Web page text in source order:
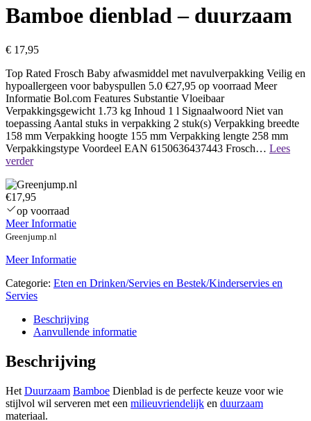
Bamboe dienblad – duurzaam
€ 17,95
Top Rated Frosch Baby afwasmiddel met navulverpakking Veilig en
hypoallergeen voor babyspullen 5.0 €27,95 op voorraad Meer
Informatie Bol.com Features Substantie Vloeibaar
Verpakkingsgewicht 1.73 kg Inhoud 1 l Signaalwoord Niet van
toepassing Aantal stuks in verpakking 2 stuk(s) Verpakking breedte
158 mm Verpakking hoogte 155 mm Verpakking lengte 258 mm
Verpakkingstype Voordeel EAN 6150636437443 Frosch… Lees
verderNaamloos
€17,95
op voorraad
Meer Informatie
Greenjump.nl
Meer Informatie
Categorie: Eten en Drinken/Servies en Bestek/Kinderservies en
Servies
Beschrijving
Aanvullende informatie
Beschrijving
Het Duurzaam Bamboe Dienblad is de perfecte keuze voor wie
stijlvol wil serveren met een milieuvriendelijk en duurzaam
materiaal.